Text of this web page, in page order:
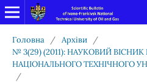
Головна / Архіви
/
№ 3(29) (2011): НАУКОВИЙ
НАЦІОНАЛЬНОГО ТЕХНІЧНОГО
/